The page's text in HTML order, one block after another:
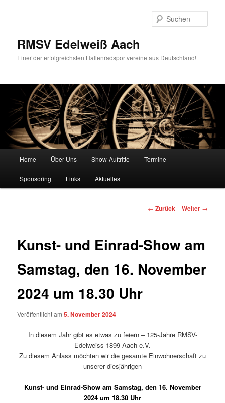
RMSV Edelweiß Aach
Einer der erfolgreichsten Hallenradsportvereine aus Deutschland!
Home Über Uns Show-Auftritte Termine
Sponsoring Links Aktuelles
Beitrags-
← Zurück Weiter →
Kunst- und Einrad-Show am
Samstag, den 16. November
2024 um 18.30 Uhr
Veröffentlicht am5. November 2024
In diesem Jahr gibt es etwas zu feiern – 125-Jahre RMSV-
Edelweiss 1899 Aach e.V.
Zu diesem Anlass möchten wir die gesamte Einwohnerschaft zu
unserer diesjährigen
Kunst- und Einrad-Show am Samstag, den 16. November
2024 um 18.30 Uhr